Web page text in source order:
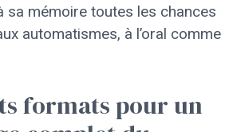
mémoire toutes les chances
automatismes, à l’oral comme
formats pour un